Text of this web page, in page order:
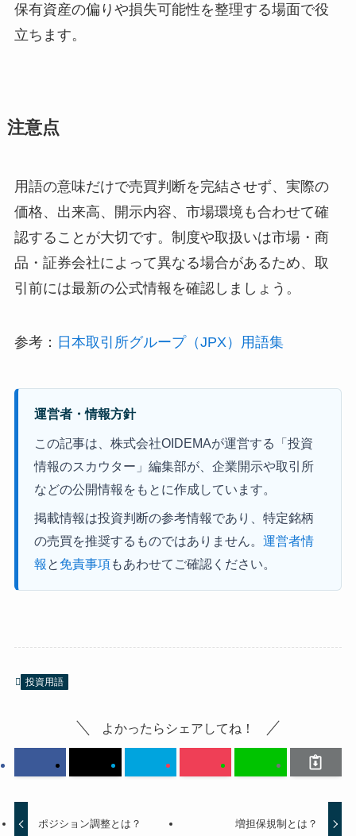
保有資産の偏りや損失可能性を整理する場面で役
立ちます。
注意点
用語の意味だけで売買判断を完結させず、実際の
価格、出来高、開示内容、市場環境も合わせて確
認することが大切です。制度や取扱いは市場・商
品・証券会社によって異なる場合があるため、取
引前には最新の公式情報を確認しましょう。
参考： 日本取引所グループ（JPX）用語集
運営者・情報方針
この記事は、株式会社OIDEMAが運営する「投資
情報のスカウター」編集部が、企業開示や取引所
などの公開情報をもとに作成しています。
掲載情報は投資判断の参考情報であり、特定銘柄
の売買を推奨するものではありません。運営者情
報 と 免責事項もあわせてご確認ください。
投資用語
よかったらシェアしてね！
ポジション調整とは？ 増担保規制とは？